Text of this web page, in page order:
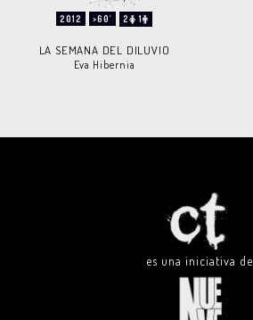
2012 >60' 2 1
LA SEMANA DEL DILUVIO
Eva Hibernia
es una iniciativa de